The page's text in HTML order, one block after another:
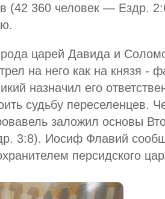
(42 360 человек — Ездр.
рода царей Давида и
на него как на князя -
назначил его
судьбу переселенцев.
заложил основы
3:8). Иосиф Флавий
персидского